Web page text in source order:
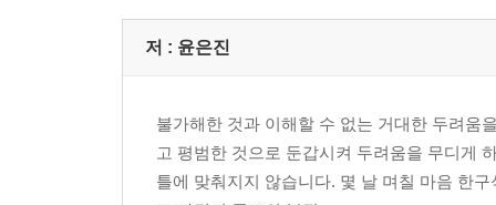
저 : 윤은진
불가해한 것과 이해할 수 없는 거대한 두려움
고 평범한 것으로 둔갑시켜 두려움을 무디게
틀에 맞춰지지 않습니다. 몇 날 며칠 마음 한